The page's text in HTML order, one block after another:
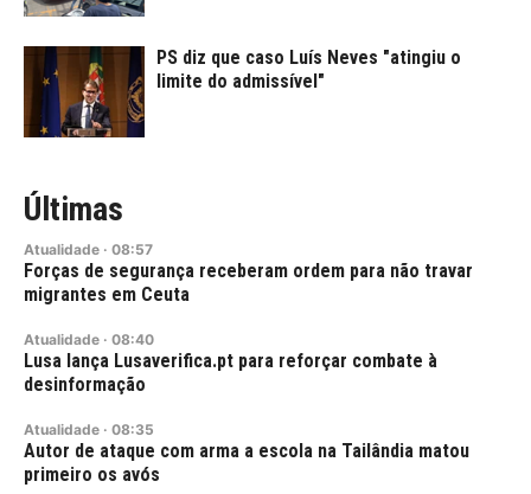
PS diz que caso Luís Neves "atingiu o
limite do admissível"
Últimas
Atualidade · 08:57
Forças de segurança receberam ordem para não travar
migrantes em Ceuta
Atualidade · 08:40
Lusa lança Lusaverifica.pt para reforçar combate à
desinformação
Atualidade · 08:35
Autor de ataque com arma a escola na Tailândia matou
primeiro os avós